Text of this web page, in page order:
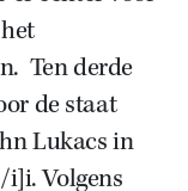
Ten derde
de staat
Lukacs in
Volgens